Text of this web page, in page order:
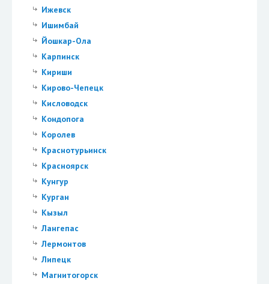
Ижевск
Ишимбай
Йошкар-Ола
Карпинск
Кириши
Кирово-Чепецк
Кисловодск
Кондопога
Королев
Краснотурьинск
Красноярск
Кунгур
Курган
Кызыл
Лангепас
Лермонтов
Липецк
Магнитогорск